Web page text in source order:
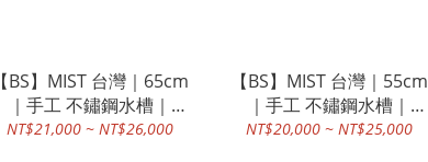
【BS】MIST 台灣｜65cm
｜手工 不鏽鋼水槽｜
SS6547｜淺金色｜玫瑰金
NT$21,000 ~ NT$26,000
【BS】MIST 台灣｜55cm
｜手工 不鏽鋼水槽｜
SS5447｜淺金色｜玫瑰金
NT$20,000 ~ NT$25,000